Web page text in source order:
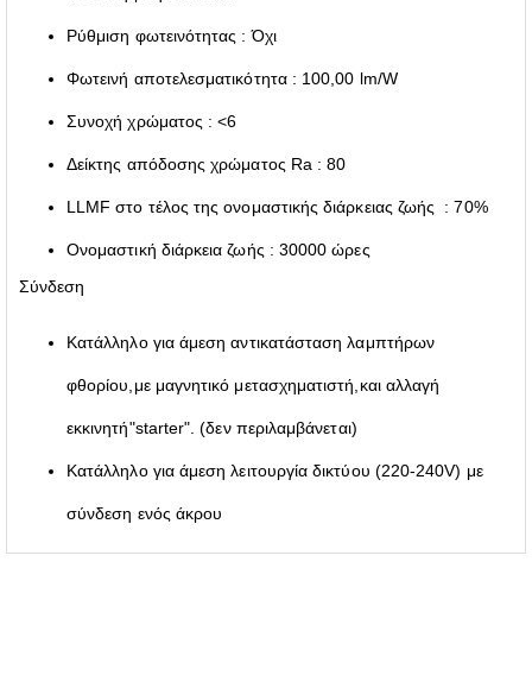
Ρύθμιση φωτεινότητας : Όχι
Φωτεινή αποτελεσματικότητα : 100,00 lm/W
Συνοχή χρώματος : <6
Δείκτης απόδοσης χρώματος Ra : 80
LLMF στο τέλος της ονομαστικής διάρκειας ζωής : 70%
Ονομαστική διάρκεια ζωής : 30000 ώρες
Σύνδεση
Κατάλληλο για άμεση αντικατάσταση λαμπτήρων
φθορίου,με μαγνητικό μετασχηματιστή,και αλλαγή
εκκινητή"starter". (δεν περιλαμβάνεται)
Κατάλληλο για άμεση λειτουργία δικτύου (220-240V) με
σύνδεση ενός άκρου